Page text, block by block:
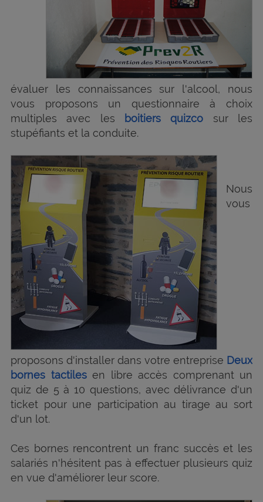
évaluer les connaissances sur l'alcool, nous
vous proposons un questionnaire à choix
multiples avec les
boitiers quizco sur les
stupéfiants et la conduite.
Nous
vous
proposons d'installer dans votre entreprise Deux
bornes tactilesen libre accès comprenant un
quiz de 5 à 10 questions, avec délivrance d'un
ticket pour une participation au tirage au sort
d'un lot.
Ces bornes rencontrent un franc succès et les
salariés n'hésitent pas à effectuer plusieurs quiz
en vue d'améliorer leur score.